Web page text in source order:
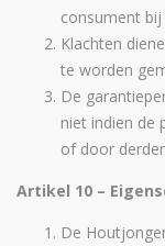
consument
Klachten
te worden
De
niet indien de
of door
Artikel 10 –
De